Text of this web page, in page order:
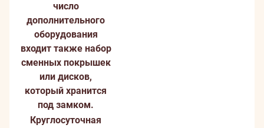
число
дополнительного
оборудования
входит также набор
сменных покрышек
или дисков,
который хранится
под замком.
Круглосуточная